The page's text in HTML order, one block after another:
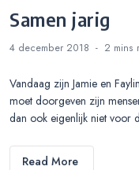
Samen jarig
4 december 2018 2 mins
Vandaag zijn Jamie en
moet doorgeven zijn
dan ook eigenlijk niet voor
Read More